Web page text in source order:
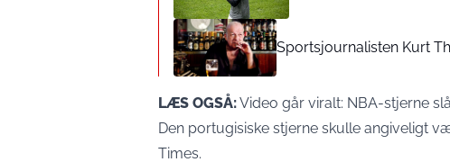
Sportsjournalisten Kurt
LÆS OGSÅ:Video går viralt: NBA-stjerne
Den portugisiske stjerne skulle angiveligt
Times.